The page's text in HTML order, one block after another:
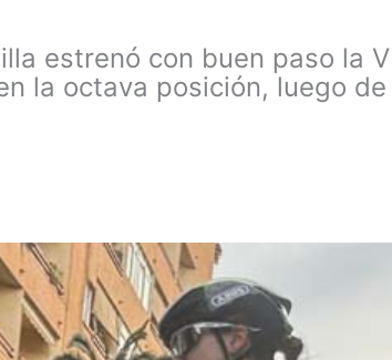
estrenó con buen paso la
la octava posición, luego